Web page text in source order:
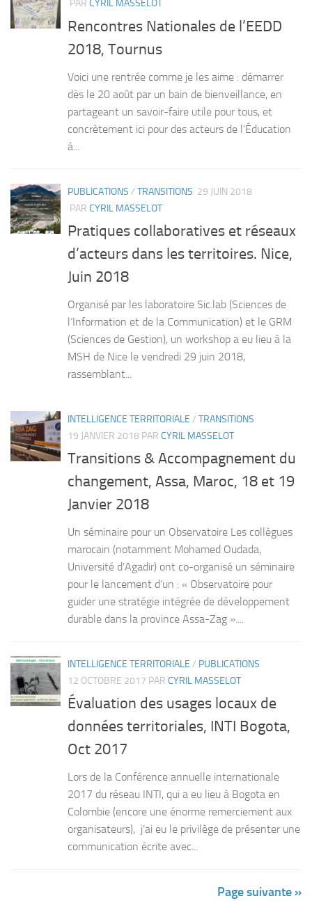
PAR CYRIL MASSELOT
Rencontres Nationales de l’EEDD
2018, Tournus
Voici une rentrée comme je les aime : démarrer
dès le 20 août par un bain de bienveillance, en
partageant un savoir-faire utile pour tous, et
concrètement ici pour des acteurs de l’Éducation
à...
PUBLICATIONS / TRANSITIONS 29 JUIN 2018
PAR CYRIL MASSELOT
Pratiques collaboratives et réseaux
d’acteurs dans les territoires. Nice,
Juin 2018
Organisé par les laboratoire Sic.lab (Sciences de
l’Information et de la Communication) et le GRM
(Sciences de Gestion), un workshop a eu lieu à la
MSH de Nice le vendredi 29 juin 2018,
rassemblant...
INTELLIGENCE TERRITORIALE / TRANSITIONS
19 JANVIER 2018 PAR CYRIL MASSELOT
Transitions & Accompagnement du
changement, Assa, Maroc, 18 et 19
Janvier 2018
Un séminaire pour un Observatoire Les collègues
marocain (notamment Mohamed Oudada,
Université d’Agadir) ont co-organisé un séminaire
pour le lancement d’un : « Observatoire pour
guider une stratégie intégrée de développement
durable dans la province Assa-Zag »....
INTELLIGENCE TERRITORIALE / PUBLICATIONS
12 OCTOBRE 2017 PAR CYRIL MASSELOT
Évaluation des usages locaux de
données territoriales, INTI Bogota,
Oct 2017
Lors de la Conférence annuelle internationale
2017 du réseau INTI, qui a eu lieu à Bogota en
Colombie (encore une énorme remerciement aux
organisateurs), j’ai eu le privilège de présenter une
communication écrite avec...
Page suivante »